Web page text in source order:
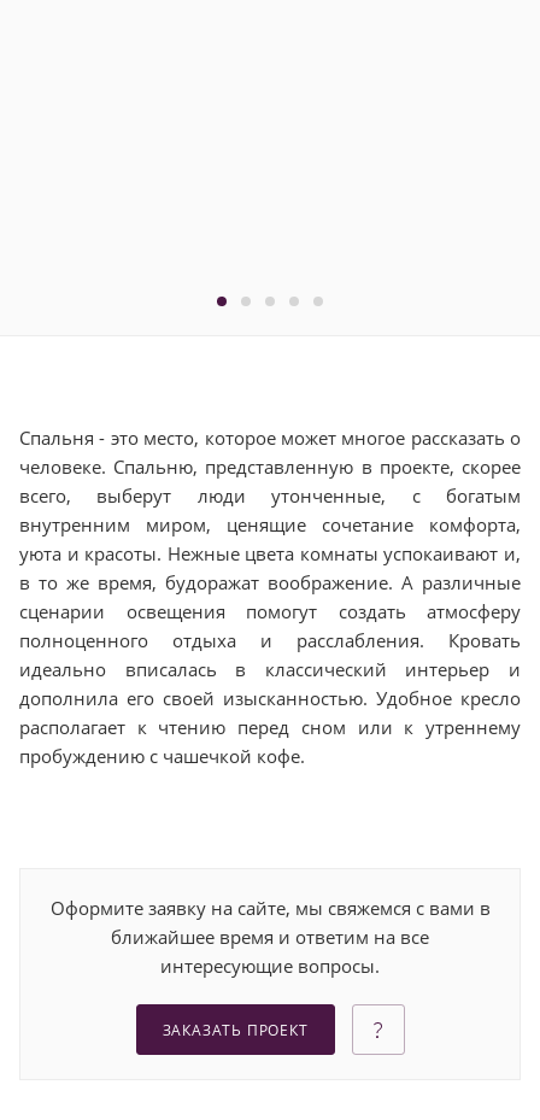
Спальня - это место, которое может многое рассказать о
человеке. Спальню, представленную в проекте, скорее
всего, выберут люди утонченные, с богатым
внутренним миром, ценящие сочетание комфорта,
уюта и красоты. Нежные цвета комнаты успокаивают и,
в то же время, будоражат воображение. А различные
сценарии освещения помогут создать атмосферу
полноценного отдыха и расслабления. Кровать
идеально вписалась в классический интерьер и
дополнила его своей изысканностью. Удобное кресло
располагает к чтению перед сном или к утреннему
пробуждению с чашечкой кофе.
Оформите заявку на сайте, мы свяжемся с вами в
ближайшее время и ответим на все
интересующие вопросы.
ЗАКАЗАТЬ ПРОЕКТ